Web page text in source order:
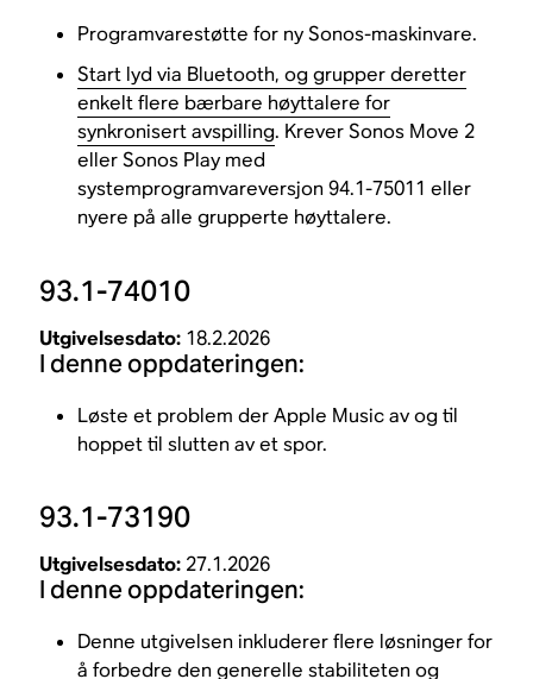
Programvarestøtte for ny Sonos-maskinvare.
Start lyd via Bluetooth, og grupper deretter
enkelt flere bærbare høyttalere for
synkronisert avspilling. Krever Sonos Move 2
eller Sonos Play med
systemprogramvareversjon 94.1-75011 eller
nyere på alle grupperte høyttalere.
93.1-74010
Utgivelsesdato: 18.2.2026
I denne oppdateringen:
Løste et problem der Apple Music av og til
hoppet til slutten av et spor.
93.1-73190
Utgivelsesdato: 27.1.2026
I denne oppdateringen:
Denne utgivelsen inkluderer flere løsninger for
å forbedre den generelle stabiliteten og